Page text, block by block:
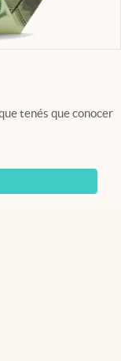
tenés que conocer